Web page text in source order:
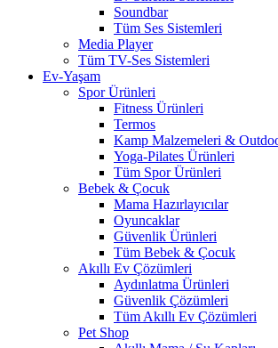
Soundbar
Tüm Ses Sistemleri
Media Player
Tüm TV-Ses Sistemleri
Ev-Yaşam
Spor Ürünleri
Fitness Ürünleri
Termos
Kamp Malzemeleri &
Yoga-Pilates Ürünleri
Tüm Spor Ürünleri
Bebek & Çocuk
Mama Hazırlayıcılar
Oyuncaklar
Güvenlik Ürünleri
Tüm Bebek & Çocuk
Akıllı Ev Çözümleri
Aydınlatma Ürünleri
Güvenlik Çözümleri
Tüm Akıllı Ev Çözümleri
Pet Shop